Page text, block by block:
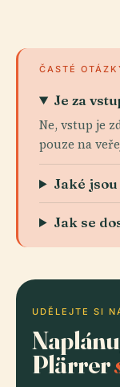
ČASTÉ
Je za
Ne, vstup je
pouze na
Jaké
Jak se
UDĚLEJTE SI
Plärrer